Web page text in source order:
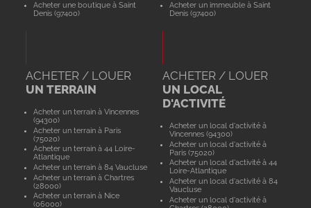
Acheter une boutique à Saint
Denis (97400)
Acheter un immeuble à Saint
Denis (97400)
ACHETER / LOUER
UN TERRAIN
Acheter un terrain à Vincennes
(94300)
Acheter un terrain à Paris
(75020)
Acheter un terrain à 44 Loire-
Atlantique
Acheter un terrain à 84 Vaucluse
Acheter un terrain à Chartres
(28000)
Acheter un terrain à Nice
(06000)
ACHETER / LOUER
UN LOCAL
D'ACTIVITÉ
Acheter un local d'activité à
Vincennes (94300)
Acheter un local d'activité à
Paris (75020)
Acheter un local d'activité à 44
Loire-Atlantique
Acheter un local d'activité à 84
Vaucluse
Acheter un local d'activité à